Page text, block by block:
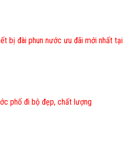
bị đài phun nước ưu đãi mới nhất tại
phố đi bộ đẹp, chất lượng